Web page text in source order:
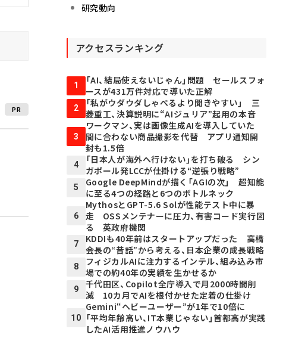
PR
研究動向
アクセスランキング
1
「AI、結局使えないじゃん」問題 セールスフォ
ースが431万件対応で導いた正解
2
「私がウダウダしゃべるより聞きやすい」 三
菱重工、決算説明に“AIジュリア”起用の本音
3
ワークマン、実は画像生成AIを導入していた
間に合わない商品撮影を代替 アプリ通知開
封も1.5倍
4
「日本人が海外へ行けない」を打ち破る シン
ガポール発LCCが仕掛ける“逆張り戦略”
5
Google DeepMindが描く「AGIの次」 超知能
に至る4つの経路と6つのボトルネック
6
MythosとGPT-5.6 Solが性能テスト中に暴
走 OSSメンテナーに圧力、有害コード実行図
る 英政府機関
7
KDDIも40年前はスタートアップだった 高橋
会長の“昔話”から考える、日本企業の成長戦略
8
フィジカルAIに注力するインテル、組み込み市
場での約40年の実績を生かせるか
9
千代田区、Copilot全庁導入で月2000時間削
減 10カ月でAIを根付かせた定着の仕掛け
10
Gemini“ヘビーユーザー”が1年で10倍に
「平均年齢高い、IT本業じゃない」首都高が実践
したAI活用推進ノウハウ